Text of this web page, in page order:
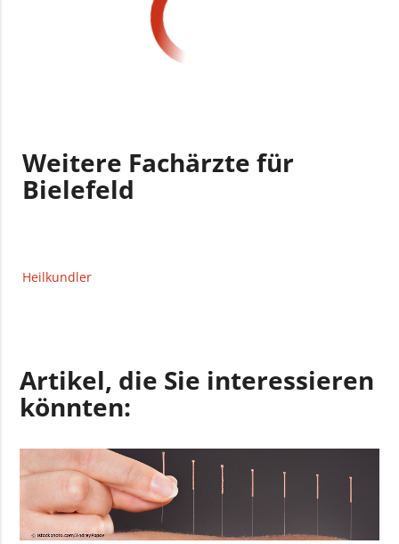
Weitere Fachärzte für
Bielefeld
Heilkundler
Artikel, die Sie interessieren
könnten: